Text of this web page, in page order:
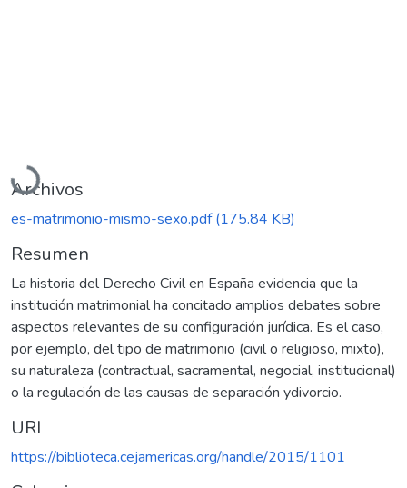
Cargando...
Archivos
es-matrimonio-mismo-sexo.pdf(175.84 KB)
Resumen
La historia del Derecho Civil en España evidencia que la
institución matrimonial ha concitado amplios debates sobre
aspectos relevantes de su configuración jurídica. Es el caso,
por ejemplo, del tipo de matrimonio (civil o religioso, mixto),
su naturaleza (contractual, sacramental, negocial, institucional)
o la regulación de las causas de separación ydivorcio.
URI
https://biblioteca.cejamericas.org/handle/2015/1101